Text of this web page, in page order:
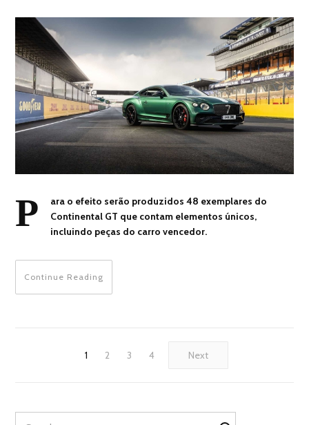
P
ara o efeito serão produzidos 48 exemplares do
Continental GT que contam elementos únicos,
incluindo peças do carro vencedor.
Continue Reading
1 2 3 4 Next